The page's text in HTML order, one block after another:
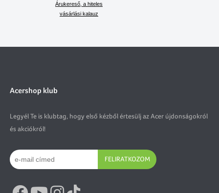
Árukereső, a hiteles
vásárlási kalauz
Acershop klub
és akciókról!